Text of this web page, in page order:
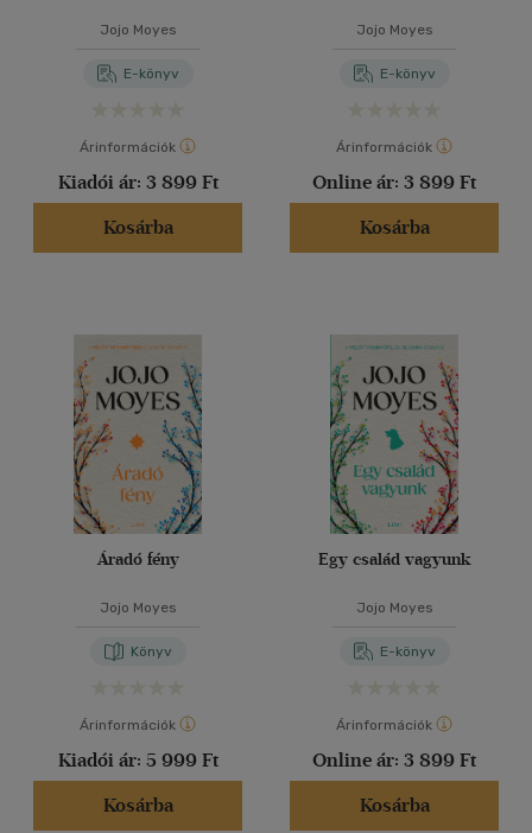
Jojo Moyes
E-könyv
Árinformációk
Kiadói ár: 3 899 Ft
Kosárba
Jojo Moyes
E-könyv
Árinformációk
Online ár: 3 899 Ft
Kosárba
Áradó fény
Jojo Moyes
Könyv
Árinformációk
Kiadói ár: 5 999 Ft
Kosárba
Egy család vagyunk
Jojo Moyes
E-könyv
Árinformációk
Online ár: 3 899 Ft
Kosárba